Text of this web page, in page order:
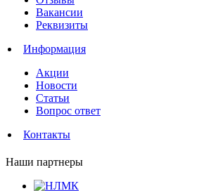
Вакансии
Реквизиты
Информация
Акции
Новости
Статьи
Вопрос ответ
Контакты
Наши партнеры